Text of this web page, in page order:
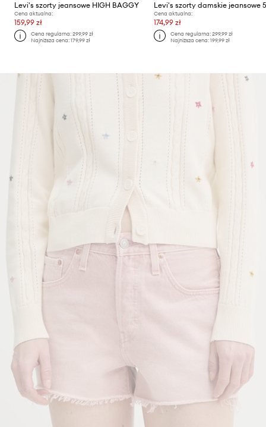
Levi's szorty jeansowe HIGH BAGGY
Cena aktualna:
159,99 zł
Cena regularna:299,99 zł
Najniższa cena:179,99 zł
Cena aktualna:
174,99 zł
Cena regularna: 299,99 zł
Najniższa cena: 199,99 zł